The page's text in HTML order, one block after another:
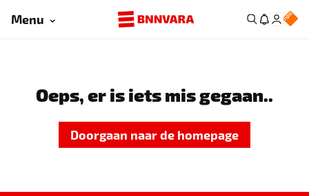
Menu
Oeps, er is iets mis gegaan..
Doorgaan naar de homepage